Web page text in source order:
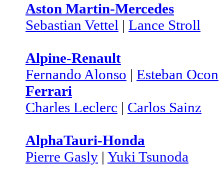
Aston Martin-Mercedes
Sebastian Vettel | Lance Stroll
Alpine-Renault
Fernando Alonso | Esteban Ocon
Ferrari
Charles Leclerc | Carlos Sainz
AlphaTauri-Honda
Pierre Gasly | Yuki Tsunoda